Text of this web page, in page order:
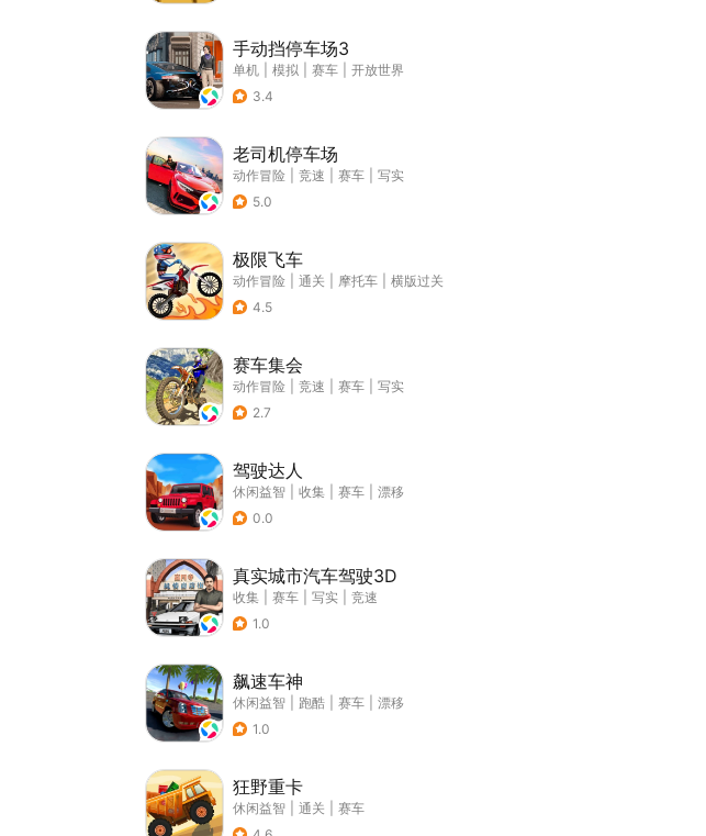
手动挡停车场3
单机 模拟 赛车
开放世界
3.4
老司机停车场
动作冒险 竞速 赛车
写实
5.0
极限飞车
动作冒险 通关 摩托车
横版过关
4.5
赛车集会
动作冒险 竞速 赛车
写实
2.7
驾驶达人
休闲益智 收集 赛车
漂移
0.0
真实城市汽车驾驶3D
收集 赛车 写实
竞速
1.0
飙速车神
休闲益智 跑酷 赛车
漂移
1.0
狂野重卡
休闲益智 通关
赛车